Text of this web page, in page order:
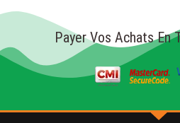
Payer Vos Achats En